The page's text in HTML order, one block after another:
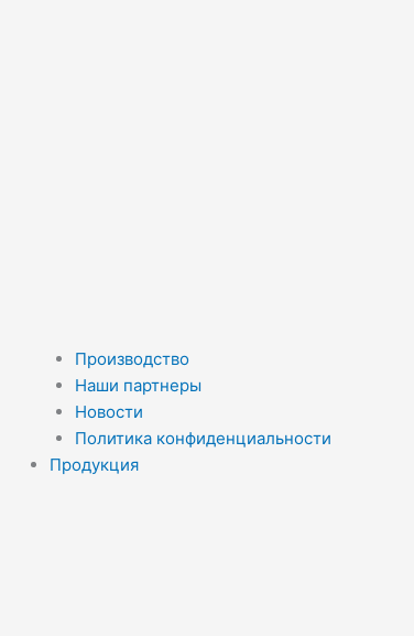
Производство
Наши партнеры
Новости
Политика конфиденциальности
Продукция